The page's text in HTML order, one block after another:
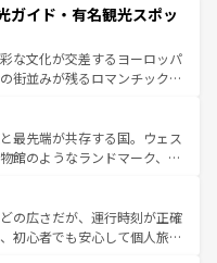
候が異なるスペインはその個
い。
る。華麗な宮殿、歴史的な大
豊かな自然が、訪れる者を心
スは美食の国としても知ら
無形文化遺産にも登録されて
多彩な楽しみ方が可能だ。さ
力が溢れており、どの街角に
ている。パリ以外の個性あふ
ガイド・有名観光スポッ
な文化が交差するヨーロッパ
街並みが残るロマンチック街
いても飽きることがない。ベ
ルン州のアルプスの絶景、そ
といった風景は必見。ビール
しい。 なお、新着の
を参照してほしい。
最先端が共存する国。ウェス
館のようなランドマーク、歴
。また、優雅なアフタヌーン
らない英国パブ、サッカー観
る体験も豊富。イギリスを旅
の広さだが、運行時刻が正確
初心者でも安心して個人旅行